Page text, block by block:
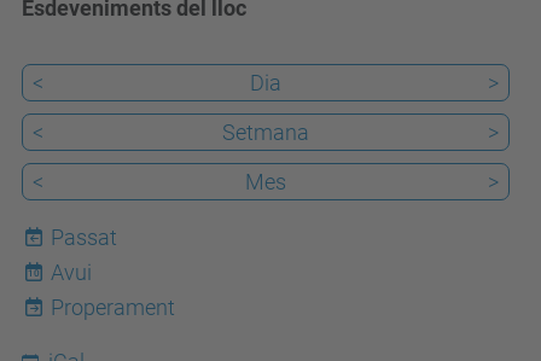
Esdeveniments del lloc
< Dia
>
<
Setmana
>
<
Mes >
Passat
10
Avui
Properament